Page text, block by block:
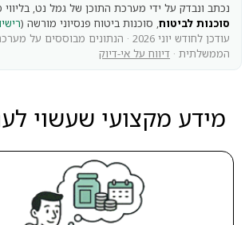
נכתב ונבדק על ידי מערכת התוכן של גמל נט,
סוכנות לביטוח, סוכנות ביטוח פנסיוני מורשה (רישיון
עודכן לחודש יוני 2026 · הנתונים מבוססים
הממשלתית · דיווח על אי-דיוק
מידע מקצועי שעשוי